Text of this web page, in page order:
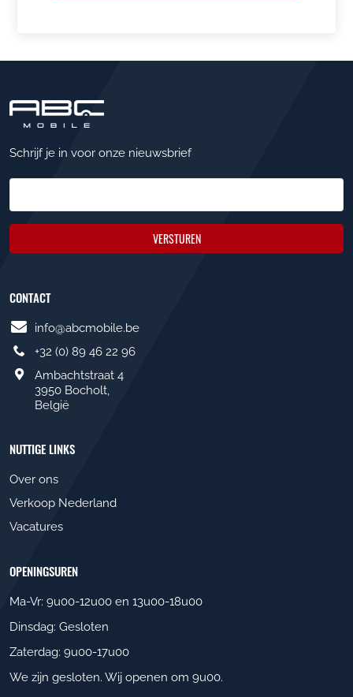
Schrijf je in voor onze nieuwsbrief
VERSTUREN
CONTACT
info@abcmobile.be
+32 (0) 89 46 22 96
Ambachtstraat 4
3950 Bocholt,
België
NUTTIGE LINKS
Over ons
Verkoop Nederland
Vacatures
OPENINGSUREN
Ma-Vr: 9u00-12u00 en 13u00-18u00
Dinsdag: Gesloten
Zaterdag: 9u00-17u00
We zijn gesloten. Wij openen om 9u00.